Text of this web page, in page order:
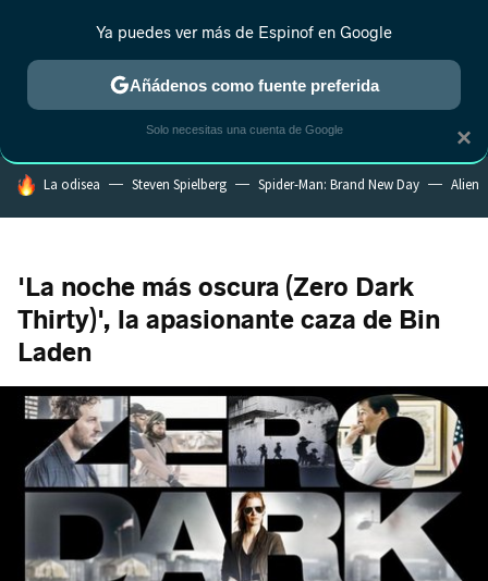
ESTRENOS REALITY ANIME RANKINGS CINE
HOY SE HABLA DE
La odisea Steven Spielberg Spider-Man: Brand New Day Alien
'La noche más oscura (Zero Dark
Thirty)', la apasionante caza de Bin
Laden
×
Ya puedes ver más de Espinof en Google
Añádenos como fuente preferida
Solo necesitas una cuenta de Google